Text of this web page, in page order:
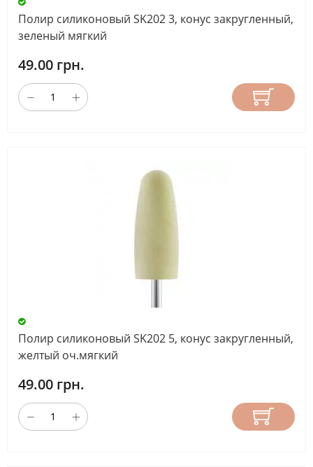
Полир силиконовый SK202 3, конус закругленный,
зеленый мягкий
49.00 грн.
Полир силиконовый SK202 5, конус закругленный,
желтый оч.мягкий
49.00 грн.